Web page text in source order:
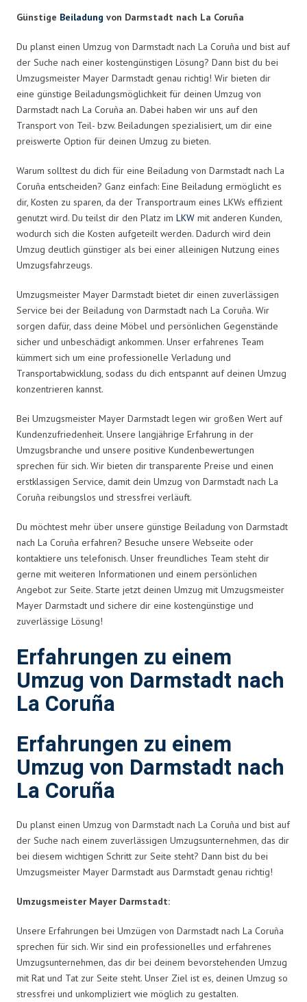
Günstige Beiladung von Darmstadt nach La Coruña
Du planst einen Umzug von Darmstadt nach La Coruña und bist auf
der Suche nach einer kostengünstigen Lösung? Dann bist du bei
Umzugsmeister Mayer Darmstadt genau richtig! Wir bieten dir
eine günstige Beiladungsmöglichkeit für deinen Umzug von
Darmstadt nach La Coruña an. Dabei haben wir uns auf den
Transport von Teil- bzw. Beiladungen spezialisiert, um dir eine
preiswerte Option für deinen Umzug zu bieten.
Warum solltest du dich für eine Beiladung von Darmstadt nach La
Coruña entscheiden? Ganz einfach: Eine Beiladung ermöglicht es
dir, Kosten zu sparen, da der Transportraum eines LKWs effizient
genutzt wird. Du teilst dir den Platz im LKW mit anderen Kunden,
wodurch sich die Kosten aufgeteilt werden. Dadurch wird dein
Umzug deutlich günstiger als bei einer alleinigen Nutzung eines
Umzugsfahrzeugs.
Umzugsmeister Mayer Darmstadt bietet dir einen zuverlässigen
Service bei der Beiladung von Darmstadt nach La Coruña. Wir
sorgen dafür, dass deine Möbel und persönlichen Gegenstände
sicher und unbeschädigt ankommen. Unser erfahrenes Team
kümmert sich um eine professionelle Verladung und
Transportabwicklung, sodass du dich entspannt auf deinen Umzug
konzentrieren kannst.
Bei Umzugsmeister Mayer Darmstadt legen wir großen Wert auf
Kundenzufriedenheit. Unsere langjährige Erfahrung in der
Umzugsbranche und unsere positive Kundenbewertungen
sprechen für sich. Wir bieten dir transparente Preise und einen
erstklassigen Service, damit dein Umzug von Darmstadt nach La
Coruña reibungslos und stressfrei verläuft.
Du möchtest mehr über unsere günstige Beiladung von Darmstadt
nach La Coruña erfahren? Besuche unsere Webseite oder
kontaktiere uns telefonisch. Unser freundliches Team steht dir
gerne mit weiteren Informationen und einem persönlichen
Angebot zur Seite. Starte jetzt deinen Umzug mit Umzugsmeister
Mayer Darmstadt und sichere dir eine kostengünstige und
zuverlässige Lösung!
Erfahrungen zu einem
Umzug von Darmstadt nach
La Coruña
Erfahrungen zu einem
Umzug von Darmstadt nach
La Coruña
Du planst einen Umzug von Darmstadt nach La Coruña und bist auf
der Suche nach einem zuverlässigen Umzugsunternehmen, das dir
bei diesem wichtigen Schritt zur Seite steht? Dann bist du bei
Umzugsmeister Mayer Darmstadt aus Darmstadt genau richtig!
Umzugsmeister Mayer Darmstadt:
Unsere Erfahrungen bei Umzügen von Darmstadt nach La Coruña
sprechen für sich. Wir sind ein professionelles und erfahrenes
Umzugsunternehmen, das dir bei deinem bevorstehenden Umzug
mit Rat und Tat zur Seite steht. Unser Ziel ist es, deinen Umzug so
stressfrei und unkompliziert wie möglich zu gestalten.